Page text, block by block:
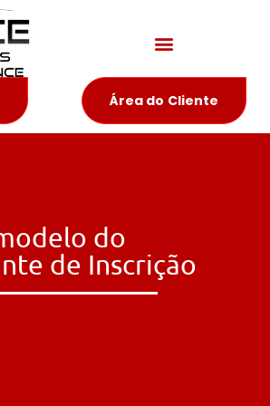
Área do Cliente
do
de Inscrição